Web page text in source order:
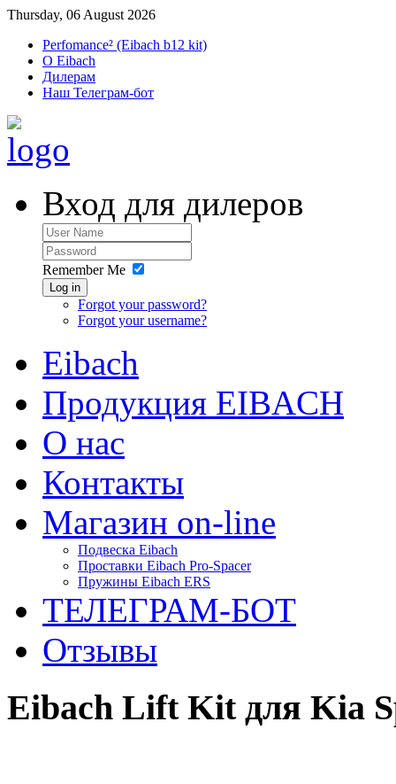
Thursday, 06 August 2026
Perfomance² (Eibach b12 kit)
O Eibach
Дилерам
Наш Телеграм-бот
Вход для дилеров
Remember Me
Log in
Forgot your password?
Forgot your username?
Eibach
Продукция EIBACH
О нас
Контакты
Магазин on-line
Подвеска Eibach
Проставки Eibach Pro-Spacer
Пружины Eibach ERS
ТЕЛЕГРАМ-БОТ
Отзывы
Eibach Lift Kit для Kia